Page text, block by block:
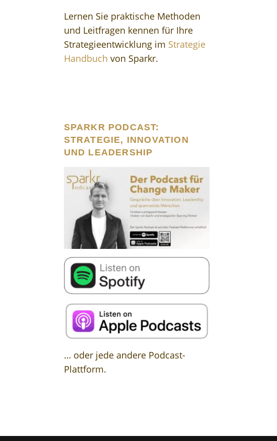
Lernen Sie praktische Methoden
und Leitfragen kennen für Ihre
Strategieentwicklung im Strategie
Handbuch von Sparkr.
SPARKR PODCAST:
STRATEGIE, INNOVATION
UND LEADERSHIP
… oder jede andere Podcast-
Plattform.